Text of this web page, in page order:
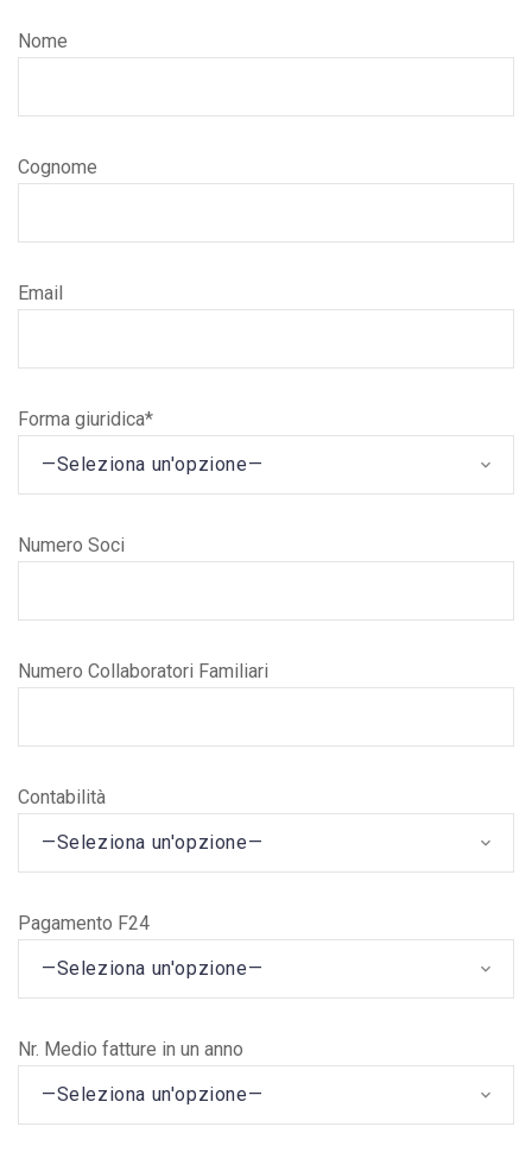
Nome
Cognome
Email
Forma giuridica*
—Seleziona un'opzione—
Numero Soci
Numero Collaboratori Familiari
Contabilità
—Seleziona un'opzione—
Pagamento F24
—Seleziona un'opzione—
Nr. Medio fatture in un anno
—Seleziona un'opzione—